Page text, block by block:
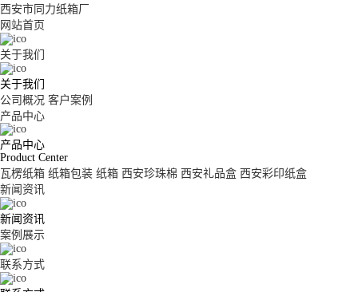
西安市同力纸箱厂
网站首页
关于我们
关于我们
公司概况 客户案例
产品中心
产品中心
Product Center
瓦楞纸箱 纸箱包装 纸箱 西安珍珠棉 西安礼品盒 西安彩印纸盒
新闻资讯
新闻资讯
案例展示
联系方式